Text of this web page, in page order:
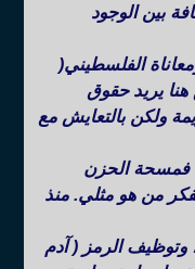
بين الوجود
الفلسطيني(
يريد حقوق
ولكن بالتعايش مع
فمسحة الحزن
من هو مثلي. منذ
وتوظيف الرمز ( آدم